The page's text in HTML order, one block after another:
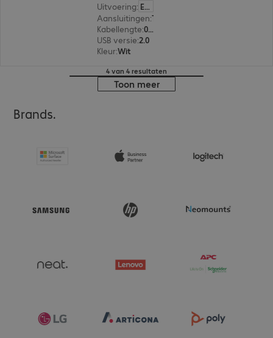
Uitvoering: Europa
Aansluitingen:
Kabellengte: 0,5 m
USB versie:2.0
Kleur:Wit
4 van 4 resultaten
Toon meer
Brands.